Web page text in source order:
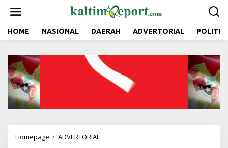
t
HOME NASIONAL DAERAH ADVERTORIAL POLITIK
Homepage / ADVERTORIAL